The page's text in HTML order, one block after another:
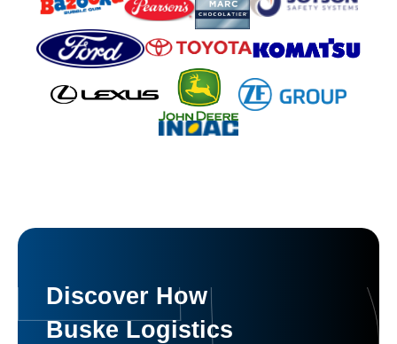
Discover How
Buske Logistics